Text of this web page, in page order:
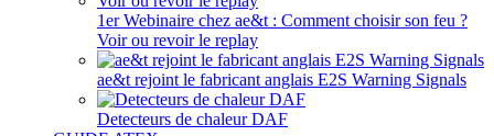
1er Webinaire chez ae&t : Comment choisir son feu ?
Voir ou revoir le replay
ae&t rejoint le fabricant anglais E2S Warning Signals
Detecteurs de chaleur DAF